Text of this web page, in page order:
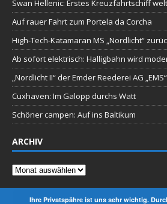
Swan Hellenic: Erstes Kreuzfahrtschiff
Auf rauer Fahrt zum Portela da Corcha
High-Tech-Katamaran MS „Nordlicht“
Ab sofort elektrisch: Halligbahn wird
„Nordlicht II“ der Emder Reederei AG
Cuxhaven: Im Galopp durchs Watt
Schöner campen: Auf ins Baltikum
ARCHIV
Archiv
Ihre Privatspähre ist uns sehr wichtig.